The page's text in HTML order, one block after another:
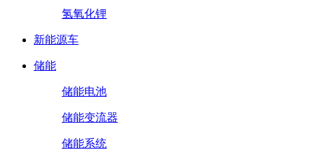
氢氧化锂
新能源车
储能
储能电池
储能变流器
储能系统